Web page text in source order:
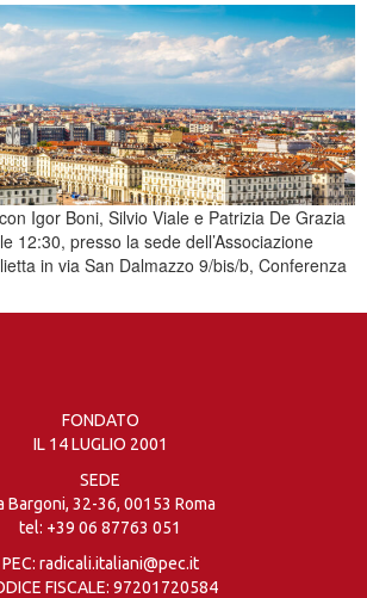
Igor Boni, Silvio Viale e Patrizia De Grazia
12:30, presso la sede dell’Associazione
in via San Dalmazzo 9/bis/b, Conferenza
FONDATO
IL 14 LUGLIO 2001
SEDE
Bargoni, 32-36, 00153 Roma
tel: +39 06 87763 051
PEC: radicali.italiani@pec.it
FISCALE: 97201720584